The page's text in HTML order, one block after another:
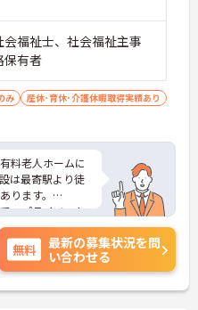
福祉士、社会福祉主事
保有者
み
産休･育休･介護休暇取得実績あり
料老人ホームに
は最寄駅より徒
ります。
、プライベート
す。
ントなど、さら
軽にご相談くだ
無料
最新の募集状況を問
い合わせる